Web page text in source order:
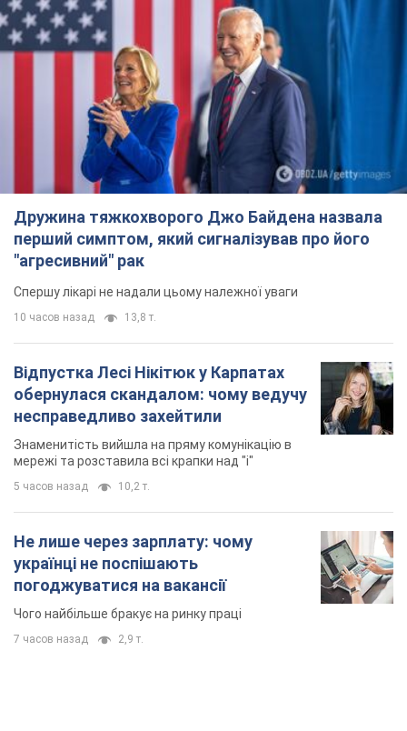
Дружина тяжкохворого Джо Байдена назвала
перший симптом, який сигналізував про його
"агресивний" рак
Спершу лікарі не надали цьому належної уваги
10 часов назад 13,8 т.
Відпустка Лесі Нікітюк у Карпатах
обернулася скандалом: чому ведучу
несправедливо захейтили
Знаменитість вийшла на пряму комунікацію в
мережі та розставила всі крапки над "і"
5 часов назад 10,2 т.
Не лише через зарплату: чому
українці не поспішають
погоджуватися на вакансії
Чого найбільше бракує на ринку праці
7 часов назад 2,9 т.